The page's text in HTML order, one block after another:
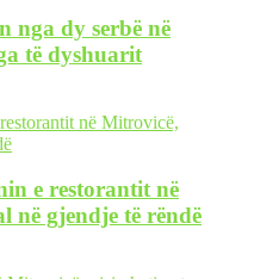
nga dy serbë në
të dyshuarit
e restorantit në
në gjendje të rëndë